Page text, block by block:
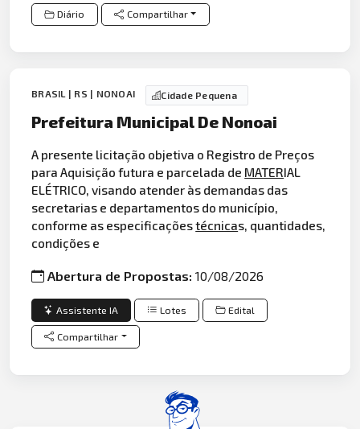
Diário Compartilhar
BRASIL | RS | NONOAI Cidade Pequena
Prefeitura Municipal De Nonoai
A presente licitação objetiva o Registro de Preços
para Aquisição futura e parcelada de MATERIAL
ELÉTRICO, visando atender às demandas das
secretarias e departamentos do município,
conforme as especificaçõestécnicas, quantidades,
condições e
Abertura de Propostas:10/08/2026
Assistente IA Lotes Edital
Compartilhar